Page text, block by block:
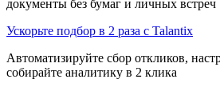
документы без бумаг и личных встреч
Ускорьте подбор в 2 раза с Talantix
Автоматизируйте сбор откликов,
собирайте аналитику в 2 клика